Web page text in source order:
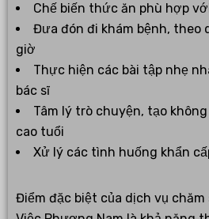
Chế biến thức ăn phù hợp
Đưa đón đi khám bệnh, theo
giờ
Thực hiện các bài tập nhẹ
bác sĩ
Tâm lý trò chuyện, tạo
cao tuổi
Xử lý các tình huống khẩn
Điểm đặc biệt của dịch vụ